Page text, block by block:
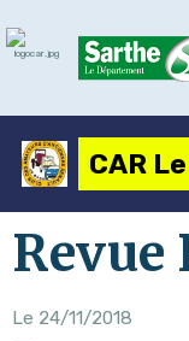
CAR
Revue
Le 24/11/2018